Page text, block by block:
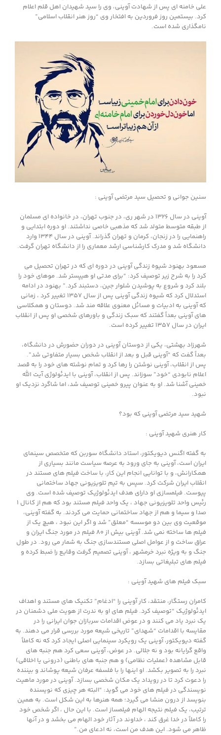
علی خامنه ای پس از شهادت آوینی، وی را سید شهیدان اهل قلم اعلام
کرد. بیستمین روز فروردین به افتخار وی “روز هنر انقلاب اسلامی”
نامگذاری شده است.
سنین جوانی و تحصیل سید مرتضی آوینی :
آوینی در سال ۱۳۲۶ در شهر ری، در جنوب تهران، در خانواده ای مسلمان
از طبقه متوسط متولد شد که مذهبی خاصی نداشتند. او دوره ابتدایی و
راهنمایی را در زنجان، کرمان و تهران گذراند. آوینی در سال ۱۳۴۴ وارد
دانشگاه شد و مدرک کارشناسی ارشد معماری را از دانشگاه تهران گرفت.
مسعود بهنود شیوه زندگی آوینی در دوره ای که در تهران تحصیل می
کرد را به شرح زیر توصیف کرد: “برای مدتی او هیپستر شد. موهای خود را
بلند کرد و شروع به پوشیدن شلوار جین، دستبند کرد.” بهنود در ادامه
استدلال کرد که شیوه زندگی آوینی پس از سال ۱۳۵۷ تغییر کرد ، زمانی
که آوینی به ادبیات و مسائل معنوی علاقه مند شد. دوستان و همکلاسی
های آوینی بعداً گفتند که سبک زندگی و باورهای شخصی او پس از انقلاب
ایران در سال ۱۳۵۷ تغییر کرده است.
شهرزاد بهشتی، یکی از دوستان آوینی در دوران حضورش در دانشگاه،
بعداً گفت که “آوینی قبل و بعد از انقلاب شخص بسیار متفاوتی شد”.
پس از انقلاب، آوینی نوشتن را رها کرد و تمام نوشته های خود را به قصد
اعلام نابودی “خود” سوزاند. پس از انقلاب، آوینی با ایدئولوژی آیت الله
خمینی آشنا شد. او به عنوان پیرو خمینی توصیف شد، اما شاگرد نزدیک او
نبود.
شهید سید مرتضی آوینی که بود؟
کار هنری شهید آوینی :
به گفته اگنس دیویکتور، استاد دانشگاه سوربن که متخصص سینمای
ایران است، آوینی به جای ورود به عرصه سیاست مانند بسیاری از
همکارانش، و با توانایی انجام این کار، با ساخت فیلم های مستند در
انقلاب ایران شرکت کرد. سپس به تیم تلویزیونی جهاد ساختمانی
پیوست. فیلمسازی او دارای هدف ایدئولوژیک توصیف شده است. وی
رئیس واحد تلویزیونی جهاد ، یک واحد فیلم مستند بود که هم از کانال ۱
صدا و سیما و هم از جهاد ساختمانی حمایت می کردند. به گفته آوینی،
موقعیت وی بین دو موسسه “معلق” شد و اگر این نبود ، هیچ یک از
فیلم ها ساخته نمی شد. آوینی بیش از ۸۰ فیلم در مورد جنگ ایران و
عراق ساخت و از عوامل اصلی مستندسازی جنگ به شمار می رود. در طول
جنگ و به ویژه نبرد خرمشهر ، آوینی تصمیم گرفت وقایع را ضبط کرده و
فیلم های تبلیغاتی بسازد.
سبک فیلم های شهید آوینی :
کامران رستگار، منتقد، کار آوینی را “ادغام” تکنیک های مستند و اهداف
ایدئولوژیک “توصیف کرد. فیلم های او به ندرت از هویت ملی دشمنان در
یک نبرد یاد می کنند و در عوض اقدامات سربازان جوان ایرانی را در
مقایسه با اقدامات “شهدای” تاریخی شیعه مورد بررسی قرار می دهند. به
گفته دیویکتور، آوینی یک رویکرد سینمایی اصلی ایجاد کرد که نه کاملاً
واقع گرایانه بود و نه جلالی. در عوض، آوینی سعی کرد هم جنبه های
قابل مشاهده (عملیات نظامی) و هم جنبه های باطنی (درونی یا اخلاقی)
نبرد را به تصویر بکشد. او اینها را با فلسفه عرفان شیعه پوشاند و بیننده
را دعوت کرد تا در رویداد یک مکان شخصی بسازد. آوینی در مورد ماهیت
نویسندگی در فیلم های خود می گوید: “البته هر چیزی که نویسنده
بنویسد از درون منشا می گیرد؛ همه هنرها به این شکل است. به همین
ترتیب، یک فیلم نتیجه الهام فیلمساز است. با این حال ، اگر شخص خود
را کاملاً در خدا غرق کند ، خداوند در آثار خود الهام می بخشد و در آنها
ظاهر می شود. این هدف من است، نه ادعای من.”